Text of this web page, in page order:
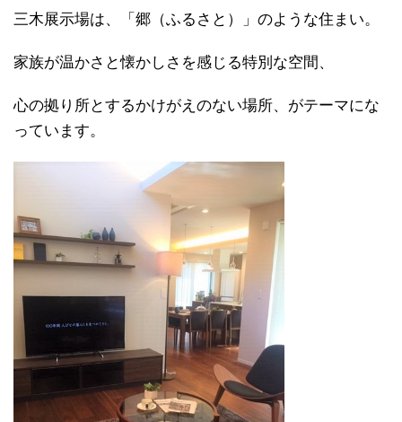
三木展示場は、「郷（ふるさと）」のような住まい。
家族が温かさと懐かしさを感じる特別な空間、
心の拠り所とするかけがえのない場所、がテーマにな
っています。